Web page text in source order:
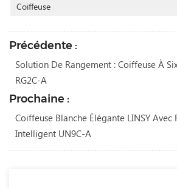
Coiffeuse
Précédente :
Solution De Rangement : Coiffeuse À
RG2C-A
Prochaine :
Coiffeuse Blanche Élégante LINSY Avec
Intelligent UN9C-A